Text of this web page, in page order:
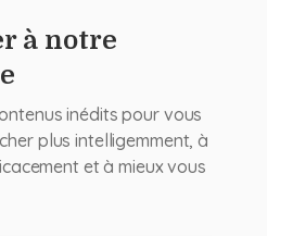
à notre
inédits pour vous
plus intelligemment, à
et à mieux vous